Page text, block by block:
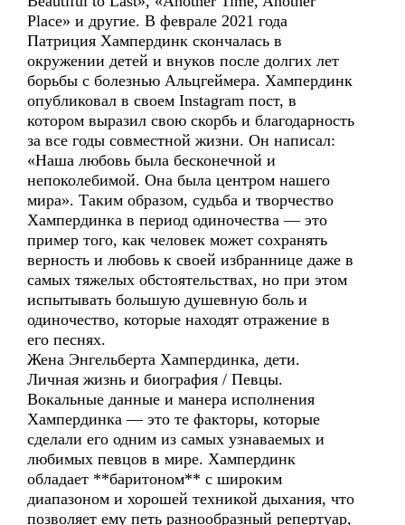
Place» и другие. В феврале 2021 года
Патриция Хампердинк скончалась в
окружении детей и внуков после долгих лет
борьбы с болезнью Альцгеймера. Хампердинк
опубликовал в своем Instagram пост, в
котором выразил свою скорбь и благодарность
за все годы совместной жизни. Он написал:
«Наша любовь была бесконечной и
непоколебимой. Она была центром нашего
мира». Таким образом, судьба и творчество
Хампердинка в период одиночества — это
пример того, как человек может сохранять
верность и любовь к своей избраннице даже в
самых тяжелых обстоятельствах, но при этом
испытывать большую душевную боль и
одиночество, которые находят отражение в
его песнях.
Жена Энгельберта Хампердинка, дети.
Личная жизнь и биография / Певцы.
Вокальные данные и манера исполнения
Хампердинка — это те факторы, которые
сделали его одним из самых узнаваемых и
любимых певцов в мире. Хампердинк
обладает **баритоном** с широким
диапазоном и хорошей техникой дыхания, что
позволяет ему петь разнообразный репертуар,